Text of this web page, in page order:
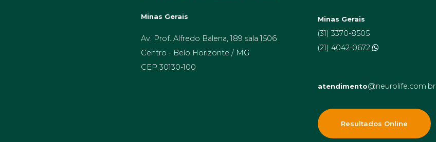
Minas Gerais
Av. Prof. Alfredo Balena, 189 sala 1506
Centro - Belo Horizonte / MG
CEP 30130-100
Minas Gerais
(31) 3370-8505
(21) 4042-0672
atendimento@neurolife.com.br
Resultados Online